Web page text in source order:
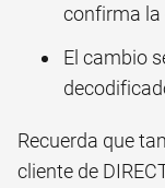
confirma
El cambio
Recuerda que
cliente de